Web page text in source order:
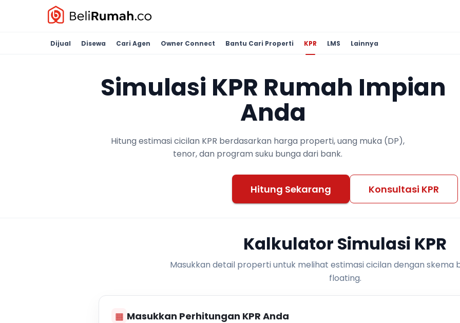
Dijual Disewa Cari Agen Owner Connect Bantu Cari Properti KPR LMS Lainnya
Simulasi KPR Rumah Impian
Anda
Hitung estimasi cicilan KPR berdasarkan harga properti, uang muka (DP),
tenor, dan program suku bunga dari bank.
Hitung Sekarang Konsultasi KPR
Kalkulator Simulasi KPR
Masukkan detail properti untuk melihat estimasi cicilan dengan skema
floating.
▦ Masukkan Perhitungan KPR Anda